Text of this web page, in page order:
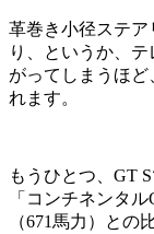
革巻き小径ステ
り、というか、
がってしまうほど
れます。
もうひとつ、GT
「コンチネンタ
（671馬力）との